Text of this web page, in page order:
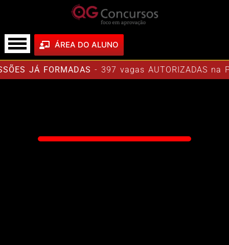
ÁREA DO ALUNO
JÁ FORMADAS- 397 vagas AUTORIZADAS na